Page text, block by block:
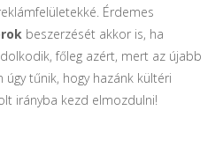
Érdemes
beszerzését akkor is, ha
főleg azért, mert az újabb
tűnik, hogy hazánk kültéri
irányba kezd elmozdulni!